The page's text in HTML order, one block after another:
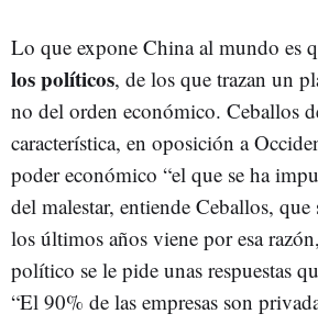
Lo que expone China al mundo es
los políticos, de los que trazan un
no del orden económico. Ceballos
característica, en oposición a
poder económico “el que se ha
del malestar, entiende Ceballos,
los últimos años viene por esa
político se le pide unas respuestas
“El 90% de las empresas son